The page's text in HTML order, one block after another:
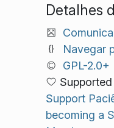
Detalhes
Navegar
GPL-2.0+
Supported
Support
becoming a